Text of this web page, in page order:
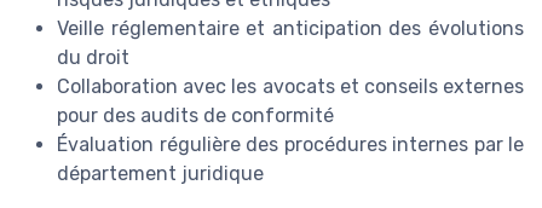
Veille réglementaire et anticipation des évolutions
du droit
Collaboration avec les avocats et conseils externes
pour des audits de conformité
Évaluation régulière des procédures internes par le
département juridique